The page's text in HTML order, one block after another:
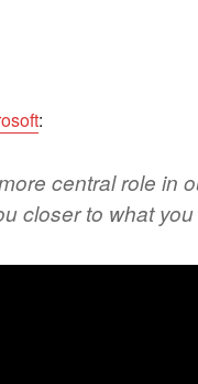
:
central role in
closer to what you